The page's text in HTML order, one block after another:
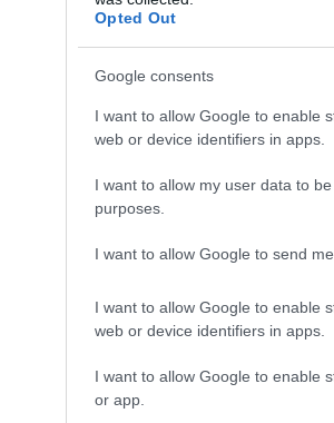
Opted Out
Google consents
I want to allow Google to enable
web or device identifiers in apps.
I want to allow my user data to
purposes.
I want to allow Google to send
I want to allow Google to enable
web or device identifiers in apps.
I want to allow Google to enable
or app.
4635 forint (30 900 helyett)
hogy éppen nem jön szembe
kiválogatjuk neked a legjobbakat,
tartalmát megismertem és azt elfogadom.
Feliratkozom